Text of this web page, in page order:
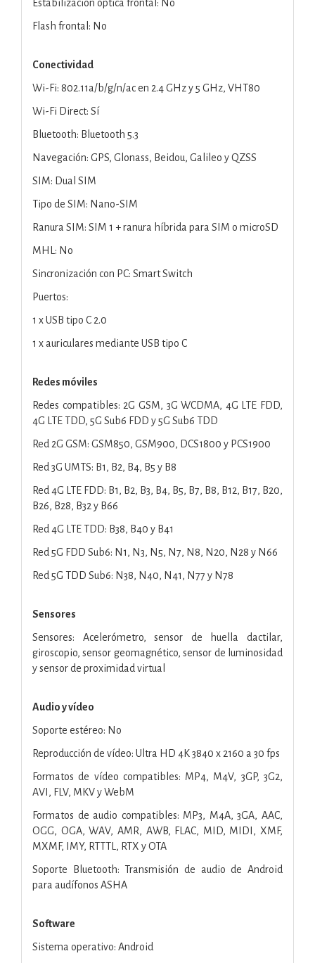
Estabilización óptica frontal: No
Flash frontal: No
Conectividad
Wi-Fi: 802.11a/b/g/n/ac en 2.4 GHz y 5 GHz, VHT80
Wi-Fi Direct: Sí
Bluetooth: Bluetooth 5.3
Navegación: GPS, Glonass, Beidou, Galileo y QZSS
SIM: Dual SIM
Tipo de SIM: Nano-SIM
Ranura SIM: SIM 1 + ranura híbrida para SIM o microSD
MHL: No
Sincronización con PC: Smart Switch
Puertos:
1 x USB tipo C 2.0
1 x auriculares mediante USB tipo C
Redes móviles
Redes compatibles: 2G GSM, 3G WCDMA, 4G LTE FDD,
4G LTE TDD, 5G Sub6 FDD y 5G Sub6 TDD
Red 2G GSM: GSM850, GSM900, DCS1800 y PCS1900
Red 3G UMTS: B1, B2, B4, B5 y B8
Red 4G LTE FDD: B1, B2, B3, B4, B5, B7, B8, B12, B17, B20,
B26, B28, B32 y B66
Red 4G LTE TDD: B38, B40 y B41
Red 5G FDD Sub6: N1, N3, N5, N7, N8, N20, N28 y N66
Red 5G TDD Sub6: N38, N40, N41, N77 y N78
Sensores
Sensores: Acelerómetro, sensor de huella dactilar,
giroscopio, sensor geomagnético, sensor de luminosidad
y sensor de proximidad virtual
Audio y vídeo
Soporte estéreo: No
Reproducción de vídeo: Ultra HD 4K 3840 x 2160 a 30 fps
Formatos de vídeo compatibles: MP4, M4V, 3GP, 3G2,
AVI, FLV, MKV y WebM
Formatos de audio compatibles: MP3, M4A, 3GA, AAC,
OGG, OGA, WAV, AMR, AWB, FLAC, MID, MIDI, XMF,
MXMF, IMY, RTTTL, RTX y OTA
Soporte Bluetooth: Transmisión de audio de Android
para audífonos ASHA
Software
Sistema operativo: Android